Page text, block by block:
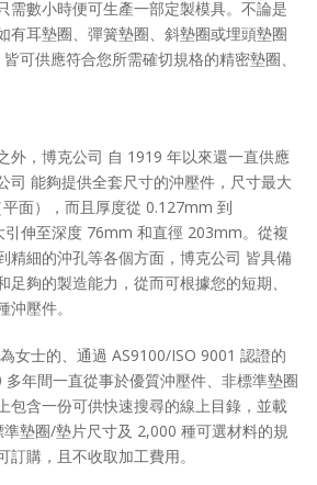
需數小時便可生產一部定製模具。不論是
有耳墊圈、彈簧墊圈、斜墊圈或埋頭墊圈
可供應符合您所需確切規格的精密墊圈、
外，博克公司 自 1919 年以來還一直供應
司 能夠提供全套尺寸的沖壓件，尺寸最大
面），而且厚度從 0.127mm 到
伸至深度 76mm 和直徑 203mm。從複
精細的沖孔等各個方面，博克公司 皆具備
足夠的製造能力，從而可根據您的短期、
壓件。
女士的、通過 AS9100/ISO 9001 認證的
年間一直從事於優質沖壓件、非標準墊圈
包含一份可供快速搜尋的線上目錄，並載
墊圈/墊片尺寸及 2,000 種可選材料的規
購，且不收取加工費用。